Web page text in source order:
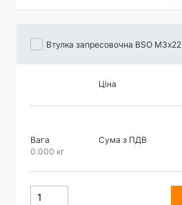
Втулка запресовочна BSO М3х22
Ціна
Вага
0.000 кг
Сума з ПДВ